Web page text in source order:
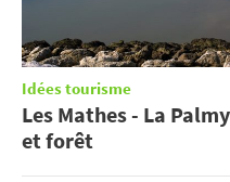
Idées tourisme
Les Mathes - La
et forêt